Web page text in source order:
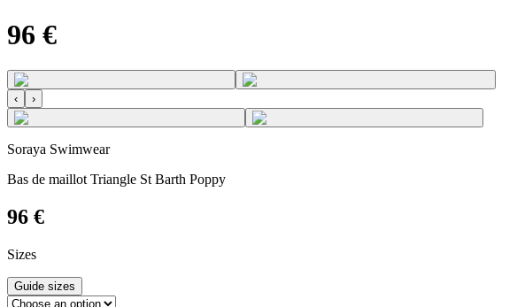
96 €
‹ ›
Soraya Swimwear
Bas de maillot Triangle St Barth Poppy
96 €
Sizes
Guide sizes